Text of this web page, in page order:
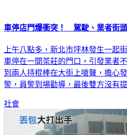
車停店門爆衝突！ 駕駛、業者街
上午八點多，新北市坪林發生一起
車停在一間茶莊的門口，引發業者
到兩人持棍棒在大街上嗆聲，擔心
警，員警到場勸導，最後雙方沒有提
社會